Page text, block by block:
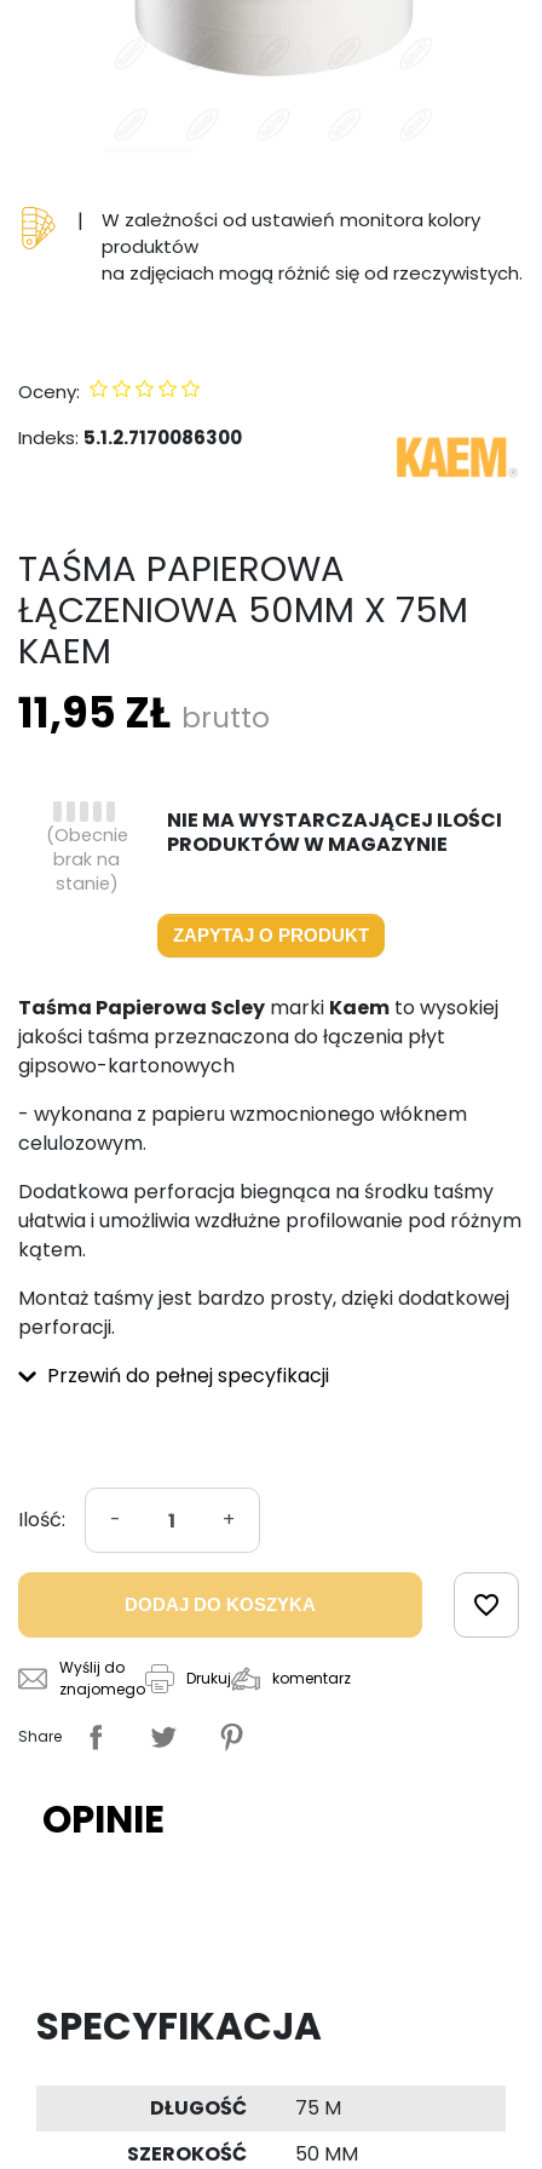
|
W zależności od ustawień monitora kolory
produktów
na zdjęciach mogą różnić się od rzeczywistych.
Oceny:
Indeks: 5.1.2.7170086300
TAŚMA PAPIEROWA
ŁĄCZENIOWA 50MM X 75M
KAEM
11,95 ZŁ brutto
NIE MA WYSTARCZAJĄCEJ ILOŚCI
PRODUKTÓW W MAGAZYNIE
(Obecnie
brak na
stanie)
ZAPYTAJ O PRODUKT
Taśma Papierowa Scley marki Kaem to wysokiej
jakości taśma przeznaczona do łączenia płyt
gipsowo-kartonowych
- wykonana z papieru wzmocnionego włóknem
celulozowym.
Dodatkowa perforacja biegnąca na środku taśmy
ułatwia i umożliwia wzdłużne profilowanie pod różnym
kątem.
Montaż taśmy jest bardzo prosty, dzięki dodatkowej
perforacji.
Przewiń do pełnej specyfikacji
Ilość: - +
DODAJ DO KOSZYKA favorite_border
Wyślij do
znajomego
Drukuj komentarz
Share
OPINIE
SPECYFIKACJA
DŁUGOŚĆ
75 M
SZEROKOŚĆ
50 MM